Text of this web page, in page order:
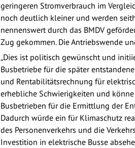
geringeren Stromverbrauch im
noch deutlich kleiner und werden
nennenswert durch das BMDV
Zug gekommen. Die Antriebswende
„Dies ist politisch gewünscht und
Busbetriebe für die später
und Rentabilitätsrechnung für
erhebliche Schwierigkeiten und könne
Busbetrieben für die Ermittlung der
Dadurch würde ein für Klimaschutz
des Personenverkehrs und die
Investition in elektrische Busse